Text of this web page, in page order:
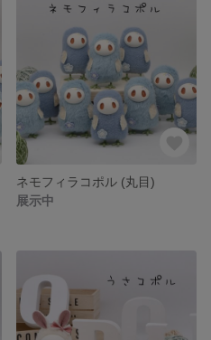
ネモフィラコポル (丸目)
展示中